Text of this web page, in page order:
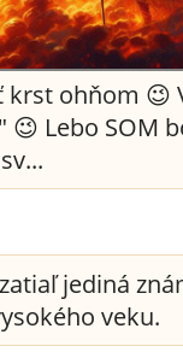
ohňom 😉
😉 Lebo SOM
jediná
veku.